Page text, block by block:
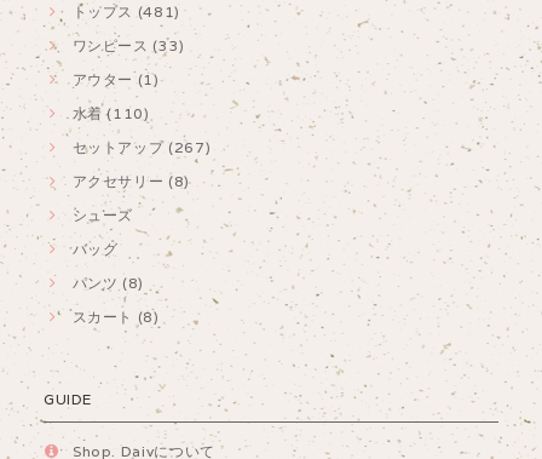
トップス (481)
ワンピース (33)
アウター (1)
水着 (110)
セットアップ (267)
アクセサリー (8)
シューズ
バッグ
パンツ (8)
スカート (8)
GUIDE
Shop. Daivについて